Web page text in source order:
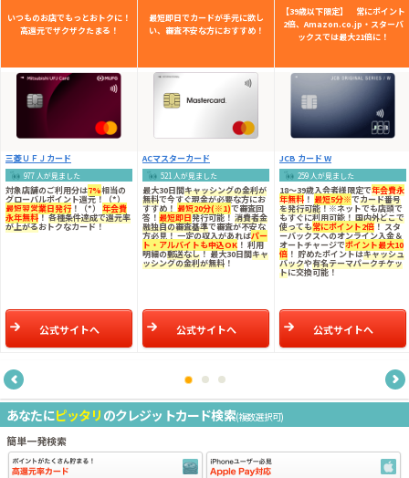
いつものお店でもっとおトクに！
高還元でザクザクたまる！
三菱ＵＦＪカード
977 人が見ました
対象店舗のご利用分は7%相当の
グローバルポイント還元！（*）
最短翌営業日発行！（*） 年会費
永年無料！各種条件達成で還元率
が上がるおトクなカード！
公式サイトへ
最短即日でカードが手元に欲し
い、審査不安な方におすすめ！
ACマスターカード
521 人が見ました
最大30日間キャッシングの金利が
無料で今すぐ現金が必要な方にお
すすめ！ 最短20分(※1)で審査回
答！ 最短即日発行可能！ 消費者金
融独自の審査基準で審査が不安な
方必見！ 一定の収入があればパー
ト・アルバイトも申込OK ！ 利用
明細の郵送なし！ 最大30日間キャ
ッシングの金利が無料 ！
公式サイトへ
【39歳以下限定】 常にポイント
2倍、Amazon.co.jp・スターバ
ックスでは最大21倍に！
JCB カード W
259 人が見ました
18～39歳入会者様限定で年会費永
年無料 ！ 最短5分※でカード番号
を発行可能！※ネットでも店頭で
もすぐに利用可能！ 国内外どこで
使っても常にポイント2倍！ スタ
ーバックスへのオンライン入金＆
オートチャージでポイント最大10
倍 ！ 貯めたポイントはキャッシュ
バックや有名テーマパークチケッ
トに交換可能！
公式サイトへ
あなたにピッタリ のクレジットカード検索(複数選択可)
簡単一発検索